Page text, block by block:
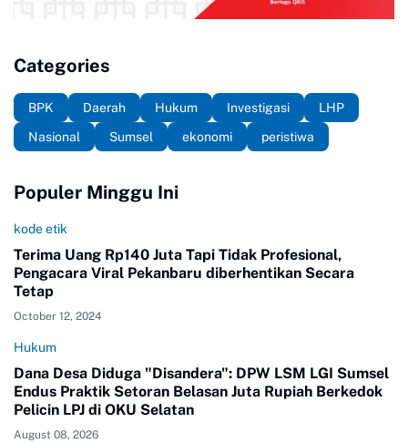
Categories
BPK Daerah Hukum Investigasi
LHP
Nasional
Sumsel ekonomi peristiwa
Populer Minggu Ini
kode etik
Terima Uang Rp140 Juta Tapi Tidak Profesional,
Pengacara Viral Pekanbaru diberhentikan Secara
Tetap
October 12, 2024
Hukum
Dana Desa Diduga "Disandera": DPW LSM LGI Sumsel
Endus Praktik Setoran Belasan Juta Rupiah Berkedok
Pelicin LPJ di OKU Selatan
August 08, 2026